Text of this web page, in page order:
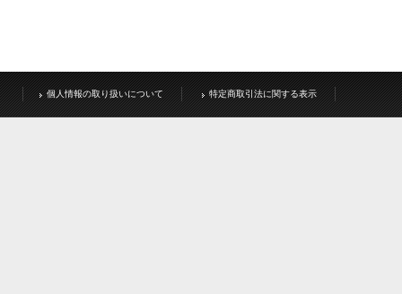
個人情報の取り扱いについて 特定商取引法に関する表示